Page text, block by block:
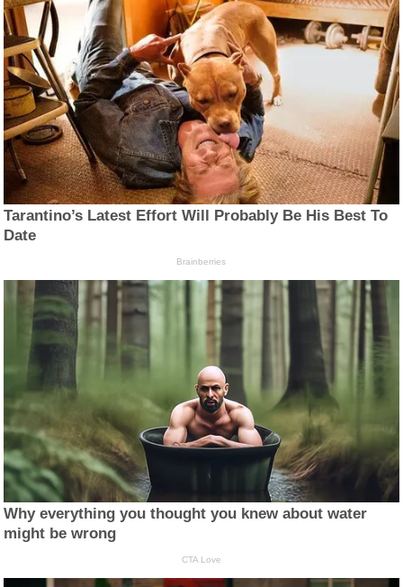
Tarantino’s Latest Effort Will Probably Be His Best To
Date
Brainberries
Why everything you thought you knew about water
might be wrong
CTA Love